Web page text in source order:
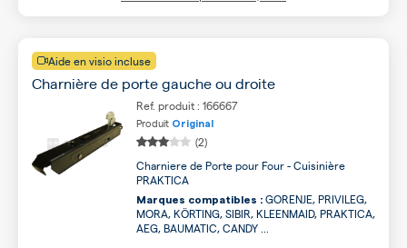
Aide en visio incluse
Charnière de porte gauche ou droite
Ref. produit : 166667
Produit Original
(2)
Charniere de Porte pour Four - Cuisinière
PRAKTICA
Marques compatibles : GORENJE, PRIVILEG,
MORA, KÖRTING, SIBIR, KLEENMAID, PRAKTICA,
AEG, BAUMATIC, CANDY ...